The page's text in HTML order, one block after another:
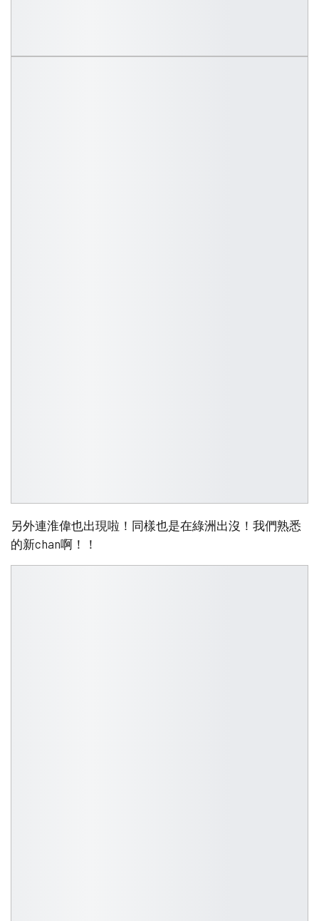
另外連淮偉也出現啦！同樣也是在綠洲出沒！我們熟悉
的新chan啊！！